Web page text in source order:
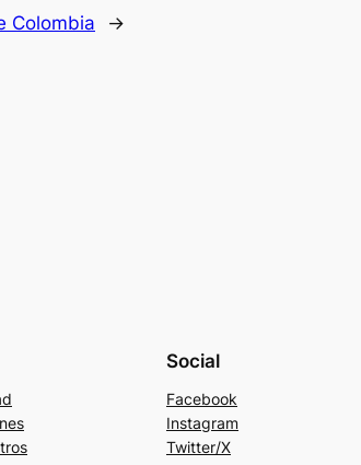
Colombia →
Social
Facebook
Instagram
Twitter/X